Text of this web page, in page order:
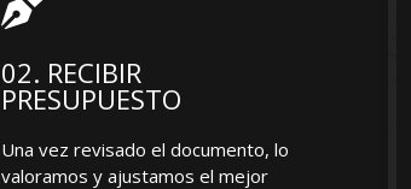
02. RECIBIR
PRESUPUESTO
Una vez revisado el documento, lo
valoramos y ajustamos el mejor